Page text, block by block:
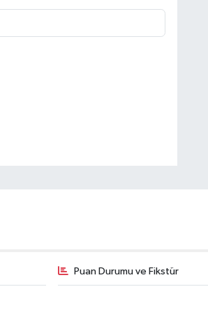
Puan Durumu ve Fikstür